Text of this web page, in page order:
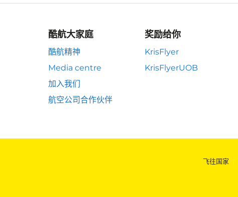
酷航大家庭
酷航精神
Media centre
加入我们
航空公司合作伙伴
奖励给你
KrisFlyer
KrisFlyerUOB
飞往国家 |